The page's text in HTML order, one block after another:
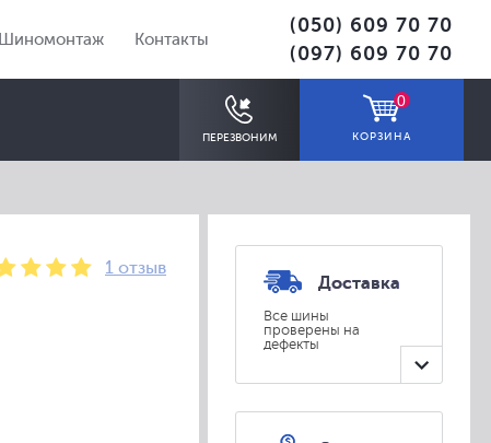
Шиномонтаж Контакты
(050) 609 70 70
(097) 609 70 70
ПЕРЕЗВОНИМ
0
КОРЗИНА
1 отзыв
Доставка
Все шины
проверены на
дефекты